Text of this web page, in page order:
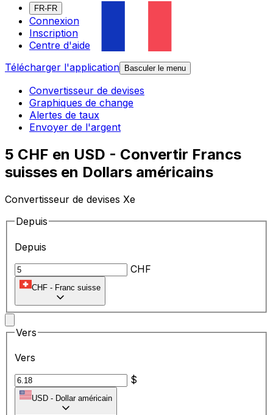
FR-FR
Connexion
Inscription
Centre d'aide
Télécharger l'application
Basculer le menu
Convertisseur de devises
Graphiques de change
Alertes de taux
Envoyer de l'argent
5 CHF en USD - Convertir Francs
suisses en Dollars américains
Convertisseur de devises Xe
Depuis
Depuis
CHF
CHF - Franc suisse
Vers
Vers
$
USD - Dollar américain